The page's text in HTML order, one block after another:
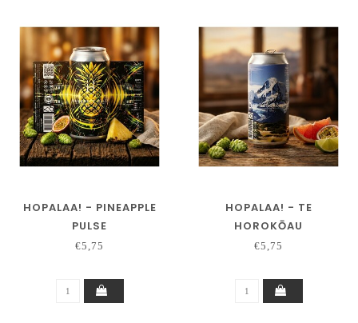
HOPALAA! - PINEAPPLE
PULSE
€5,75
HOPALAA! - TE
HOROKŌAU
€5,75